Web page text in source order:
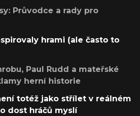
Průvodce a rady pro
hrami (ale často to
Paul Rudd a mateřské
herní historie
totéž jako střílet v reálném
dost hráčů myslí